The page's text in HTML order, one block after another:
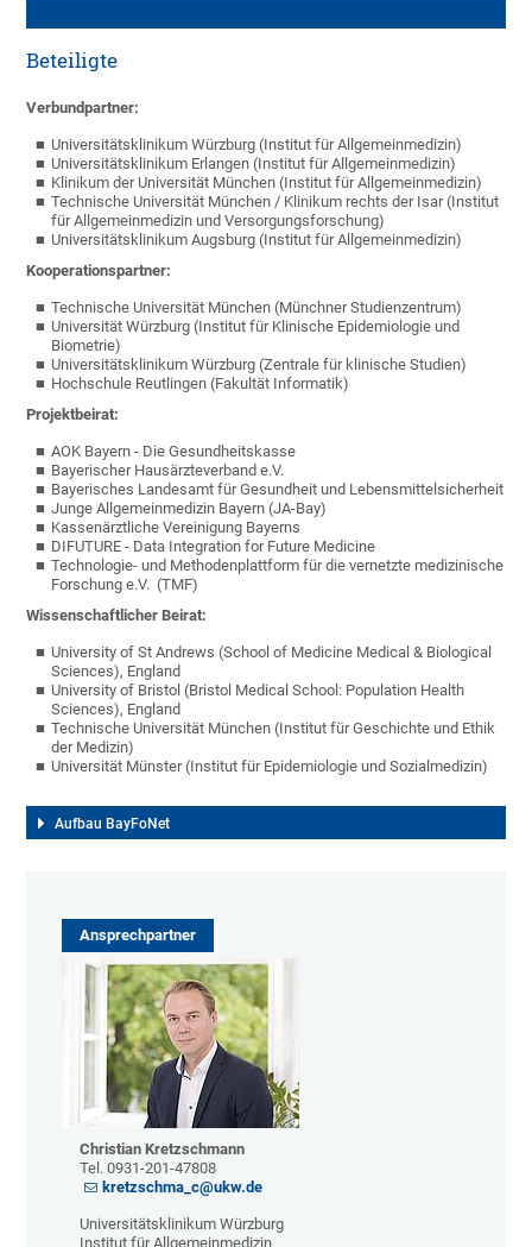
Beteiligte
Verbundpartner:
Universitätsklinikum Würzburg (Institut für Allgemeinmedizin)
Universitätsklinikum Erlangen (Institut für Allgemeinmedizin)
Klinikum der Universität München (Institut für Allgemeinmedizin)
Technische Universität München / Klinikum rechts der Isar (Institut
für Allgemeinmedizin und Versorgungsforschung)
Universitätsklinikum Augsburg (Institut für Allgemeinmedizin)
Kooperationspartner:
Technische Universität München (Münchner Studienzentrum)
Universität Würzburg (Institut für Klinische Epidemiologie und
Biometrie)
Universitätsklinikum Würzburg (Zentrale für klinische Studien)
Hochschule Reutlingen (Fakultät Informatik)
Projektbeirat:
AOK Bayern - Die Gesundheitskasse
Bayerischer Hausärzteverband e.V.
Bayerisches Landesamt für Gesundheit und Lebensmittelsicherheit
Junge Allgemeinmedizin Bayern (JA-Bay)
Kassenärztliche Vereinigung Bayerns
DIFUTURE - Data Integration for Future Medicine
Technologie- und Methodenplattform für die vernetzte medizinische
Forschung e.V. (TMF)
Wissenschaftlicher Beirat:
University of St Andrews (School of Medicine Medical & Biological
Sciences), England
University of Bristol (Bristol Medical School: Population Health
Sciences), England
Technische Universität München (Institut für Geschichte und Ethik
der Medizin)
Universität Münster (Institut für Epidemiologie und Sozialmedizin)
Aufbau BayFoNet
Ansprechpartner
Christian Kretzschmann
Tel. 0931-201-47808
kretzschma_c@ukw.de
Universitätsklinikum Würzburg
Institut für Allgemeinmedizin